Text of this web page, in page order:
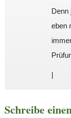
Denn
eben
|
Schreibe